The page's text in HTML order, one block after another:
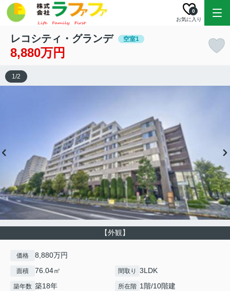
お気に入り
0
レコシティ・グランデ 空室1
8,880万円
【外観】
1/2
価格 8,880万円
面積 76.04㎡ 間取り 3LDK
築年数 築18年 所在階 1階/10階建